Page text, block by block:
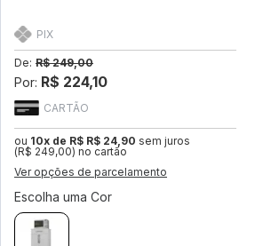
CARTÃO
ou 10x de R$ R$ 24,90 sem juros
(R$ 249,00) no cartão
Ver opções de parcelamento
PIX
De: R$ 249,00
Por: R$ 224,10
Escolha uma Cor